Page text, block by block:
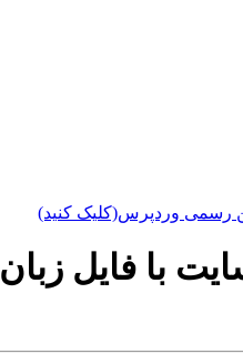
رسمی وردپرس(کلیک کنید)
با فایل زبان